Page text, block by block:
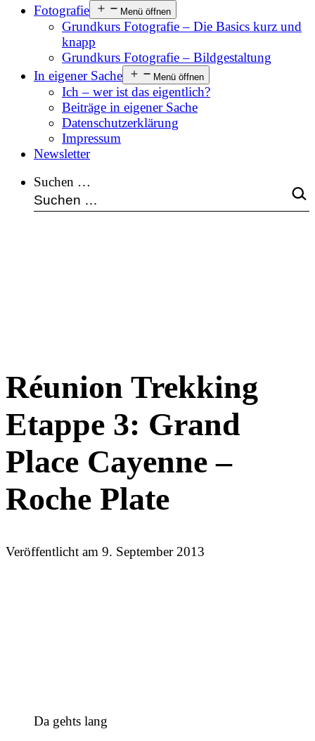
Fotografie
Menü öffnen
Grundkurs Fotografie – Die Basics kurz und
knapp
Grundkurs Fotografie – Bildgestaltung
In eigener Sache
Menü öffnen
Ich – wer ist das eigentlich?
Beiträge in eigener Sache
Datenschutzerklärung
Impressum
Newsletter
Suchen …
Réunion Trekking
Etappe 3: Grand
Place Cayenne –
Roche Plate
Veröffentlicht am 9. September 2013
Da gehts lang